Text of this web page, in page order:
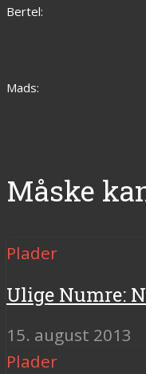
Bertel:
Mads:
Måske
Plader
Ulige Numre:
15. august 2013
Plader